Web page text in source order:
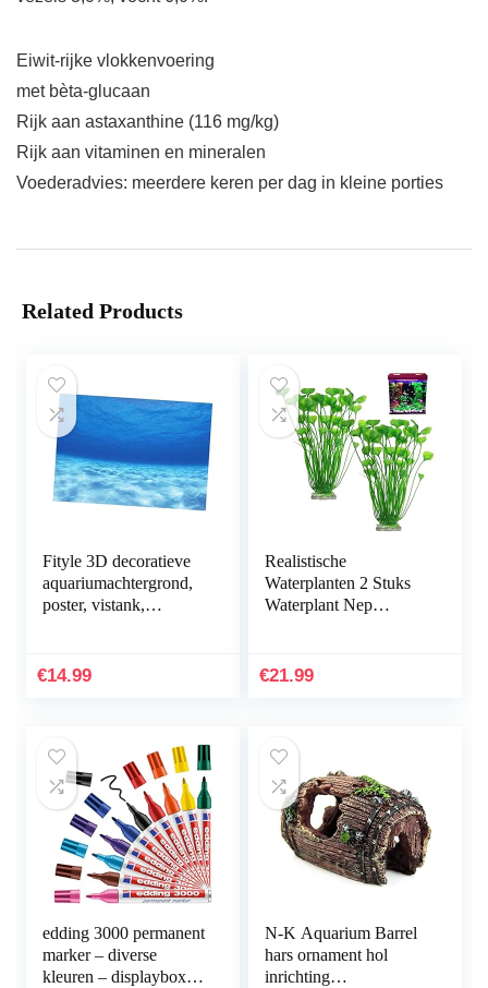
Eiwit-rijke vlokkenvoering
met bèta-glucaan
Rijk aan astaxanthine (116 mg/kg)
Rijk aan vitaminen en mineralen
Voederadvies: meerdere keren per dag in kleine porties
Related Products
Fityle 3D decoratieve
aquariumachtergrond,
poster, vistank,
zelfklevend,
€14.99
Realistische
Waterplanten 2 Stuks
Waterplant Nep
Kunstmatige
€21.99
edding 3000 permanent
marker – diverse
kleuren – displaybox
N-K Aquarium Barrel
hars ornament hol
inrichting